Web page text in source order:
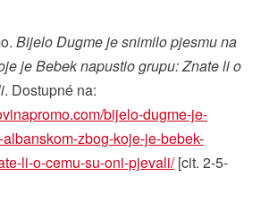
Bijelo Dugme je snimilo pjesmu na
je Bebek napustio grupu: Znate li o
. Dostupné na:
bijelo-dugme-je-
zbog-koje-je-bebek-
li-o-cemu-su-oni-pjevali/[cit. 2-5-